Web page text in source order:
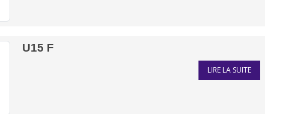
U15 F
LIRE LA SUITE